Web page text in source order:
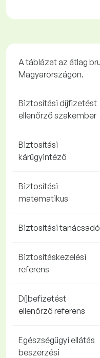
A táblázat az átlag
Magyarországon.
Biztosítási díjfizetést
ellenőrző szakember
Biztosítási
kárügyintéző
Biztosítási
matematikus
Biztosítási tanácsadó
Biztosításkezelési
referens
Díjbefizetést
ellenőrző referens
Egészségügyi ellátás
beszerzési